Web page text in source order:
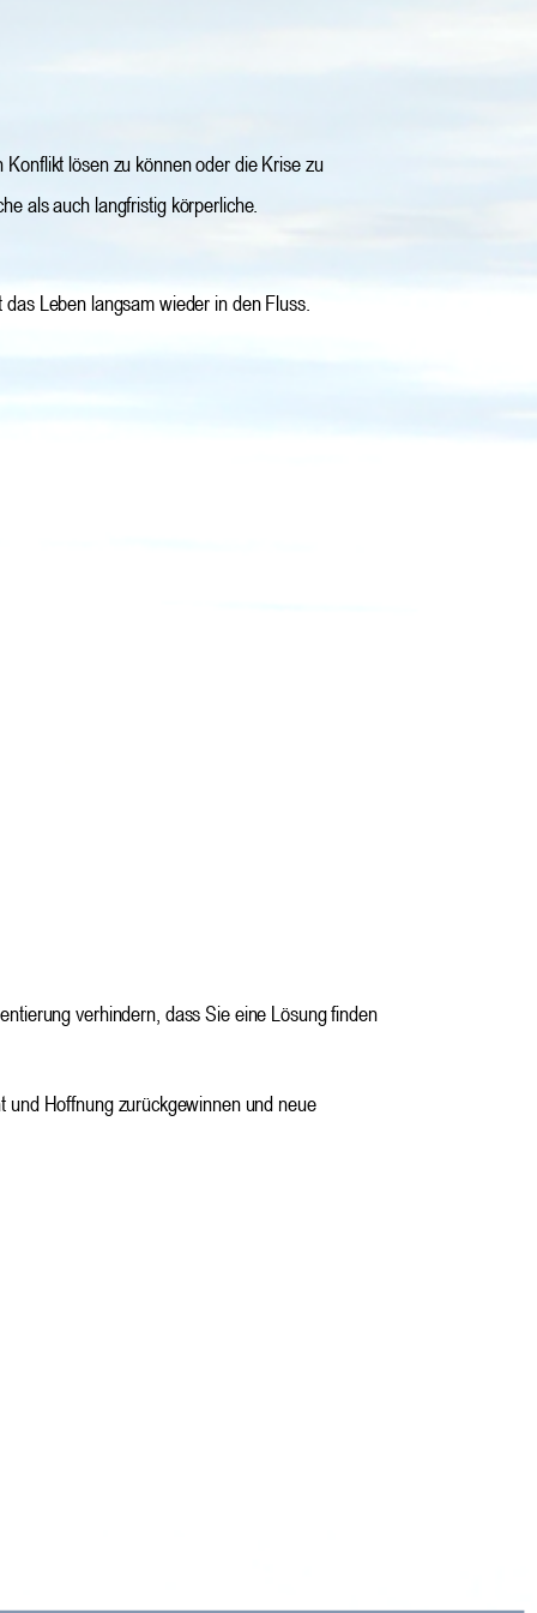
lösen zu können oder die Krise zu
als auch langfristig körperliche.
Leben langsam wieder in den Fluss.
verhindern, dass Sie eine Lösung finden
und Hoffnung zurückgewinnen und neue